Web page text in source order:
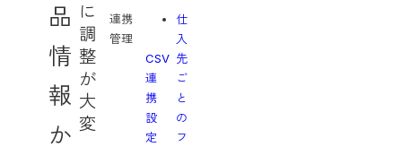
品
情
報
か
に
調
整
が
大
変
連携
管理
CSV
連
携
設
定
仕
入
先
ご
と
の
フ